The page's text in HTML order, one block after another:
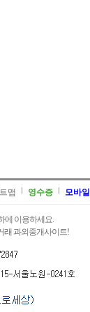
맵 영수증 모바일
에 이용하세요.
래 과외중개사이트!